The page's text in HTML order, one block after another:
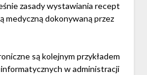
zasady wystawiania recept
medyczną dokonywaną przez
są kolejnym przykładem
w administracji